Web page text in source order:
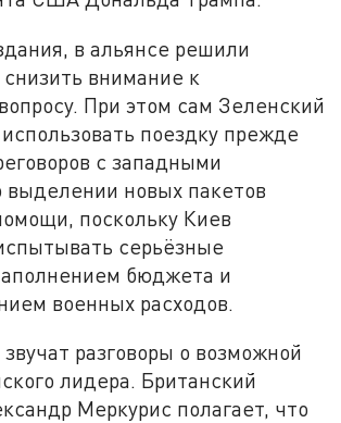
в альянсе решили
внимание к
При этом сам Зеленский
поездку прежде
с западными
выделении новых пакетов
поскольку Киев
серьёзные
бюджета и
военных расходов.
разговоры о возможной
лидера. Британский
Меркурис полагает, что